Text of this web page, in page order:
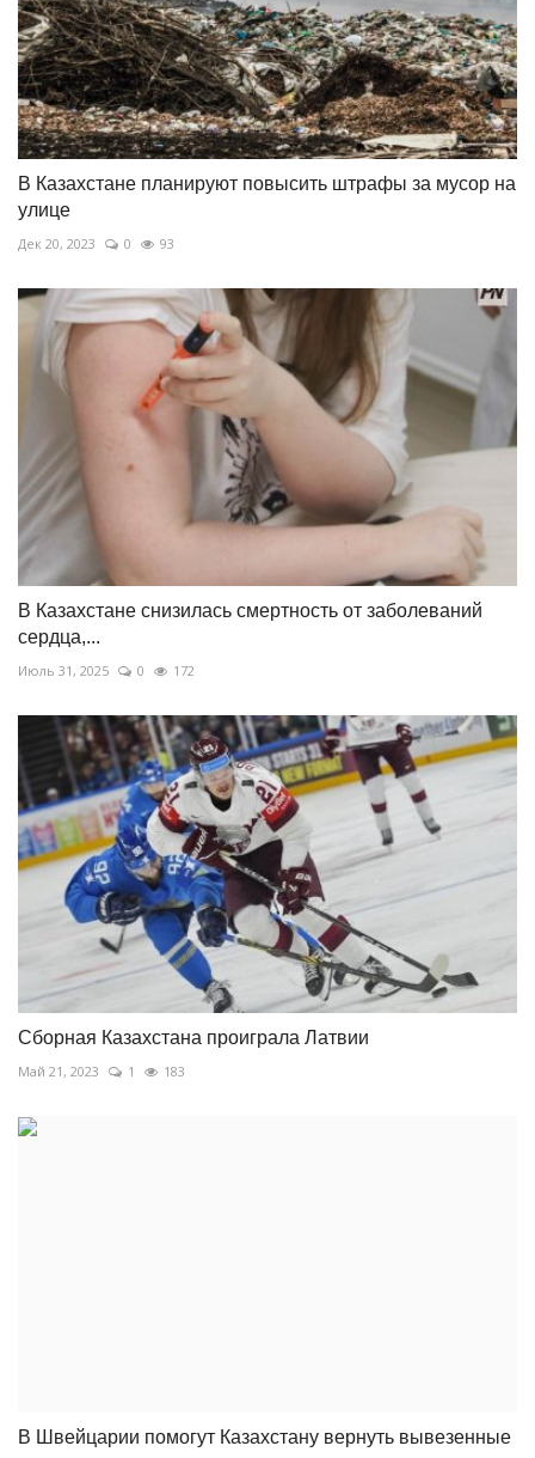
В Казахстане планируют повысить штрафы за мусор на
улице
Дек 20, 2023 0 93
В Казахстане снизилась смертность от заболеваний
сердца,...
Июль 31, 2025 0 172
Сборная Казахстана проиграла Латвии
Май 21, 2023 1 183
В Швейцарии помогут Казахстану вернуть вывезенные